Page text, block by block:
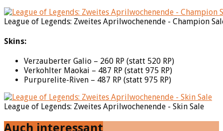
League of Legends: Zweites Aprilwochenende - Champion
Skins:
Verzauberter Galio – 260 RP (statt 520 RP)
Verkohlter Maokai – 487 RP (statt 975 RP)
Purpurelite-Riven – 487 RP (statt 975 RP)
League of Legends: Zweites Aprilwochenende - Skin Sale
Auch interessant